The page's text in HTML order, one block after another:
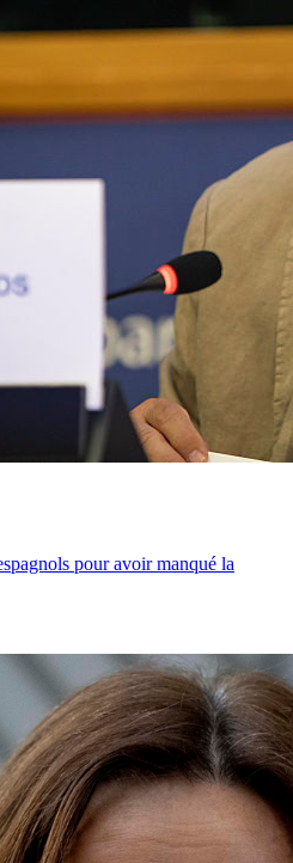
pour avoir manqué la